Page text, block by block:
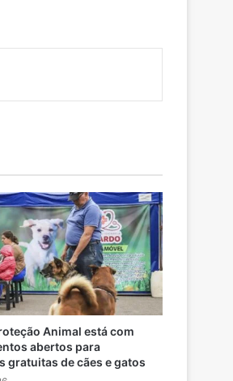
Animal está com
abertos para
gratuitas de cães e gatos